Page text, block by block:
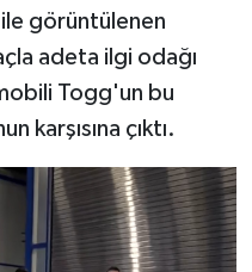
görüntülenen
adeta ilgi odağı
Togg'un bu
karşısına çıktı.